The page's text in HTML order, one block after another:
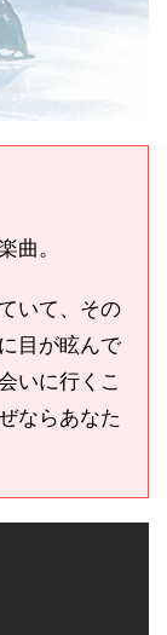
曲。
いて、その
目が眩んで
いに行くこ
ならあなた